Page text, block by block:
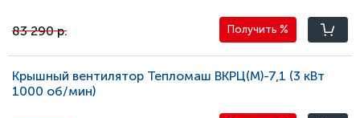
83 290 р. Получить %
Крышный вентилятор Тепломаш ВКРЦ(М)-7,1 (3 кВт
1000 oб/мин)